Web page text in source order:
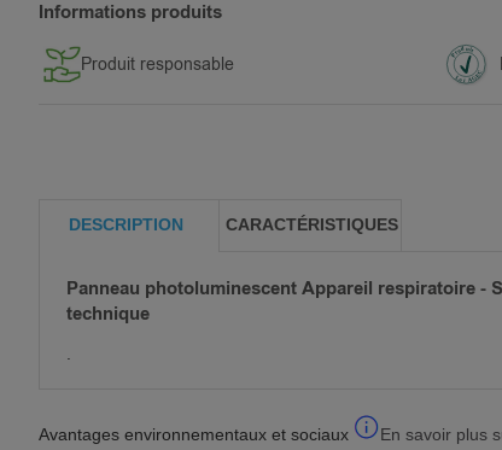
THE
IMAGES
GALLERY
Informations produits
Produit responsable
DESCRIPTION
Panneau photoluminescent Appareil respiratoire -
technique
CARACTÉRISTIQUES
Avantages environnementaux et sociaux
En savoir plus